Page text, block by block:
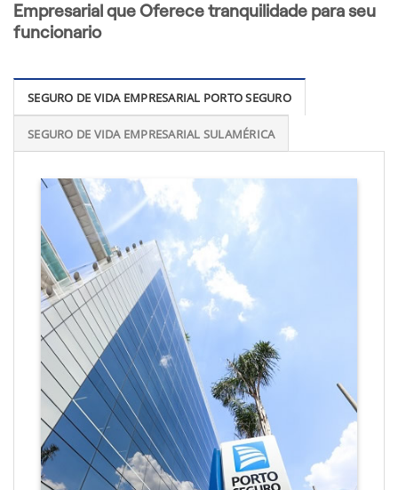
Empresarial que Oferece tranquilidade para seu
funcionario
SEGURO DE VIDA EMPRESARIAL PORTO SEGURO
SEGURO DE VIDA EMPRESARIAL SULAMÉRICA